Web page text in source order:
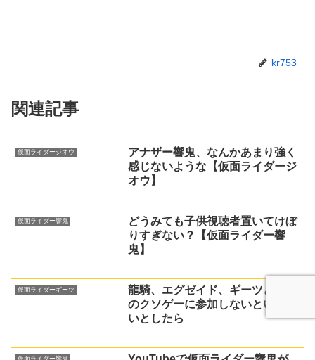
kr753
関連記事
仮面ライダージオウ
アナザー響鬼、なんかあまり強く
感じないような【仮面ライダージ
オウ】
仮面ライダー響鬼
どうみても子供視聴者置いてけぼ
りすぎない？【仮面ライダー響
鬼】
仮面ライダーギーツ
龍騎、エグゼイド、ギーツどれか
のクソゲーに参加しないといけな
いとしたら